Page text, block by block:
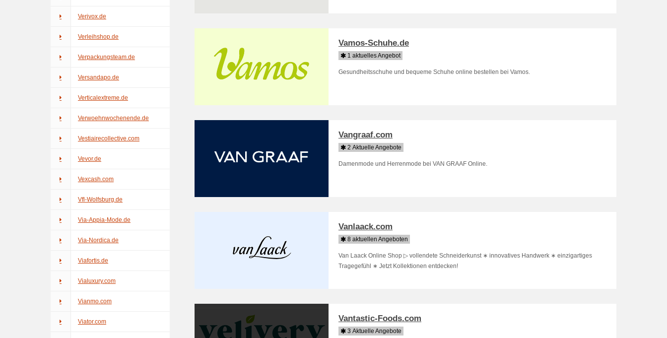
Verivox.de
Verleihshop.de
Verpackungsteam.de
Versandapo.de
Verticalextreme.de
Verwoehnwochenende.de
Vestiairecollective.com
Vevor.de
Vexcash.com
Vfl-Wolfsburg.de
Via-Appia-Mode.de
Via-Nordica.de
Viafortis.de
Vialuxury.com
Vianmo.com
Viator.com
Vamos-Schuhe.de
1 aktuelles Angebot
Gesundheitsschuhe und bequeme Schuhe online bestellen bei Vamos.
Vangraaf.com
2 Aktuelle Angebote
Damenmode und Herrenmode bei VAN GRAAF Online.
Vanlaack.com
8 aktuellen Angeboten
Van Laack Online Shop ▷ vollendete Schneiderkunst ∗ innovatives Handwerk ∗ einzigartiges
Tragegefühl ∗ Jetzt Kollektionen entdecken!
Vantastic-Foods.com
3 Aktuelle Angebote